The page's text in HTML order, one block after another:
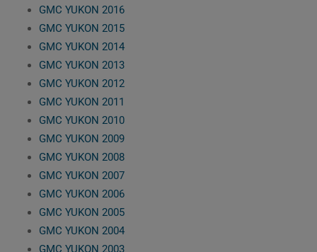
GMC YUKON 2016
GMC YUKON 2015
GMC YUKON 2014
GMC YUKON 2013
GMC YUKON 2012
GMC YUKON 2011
GMC YUKON 2010
GMC YUKON 2009
GMC YUKON 2008
GMC YUKON 2007
GMC YUKON 2006
GMC YUKON 2005
GMC YUKON 2004
GMC YUKON 2003